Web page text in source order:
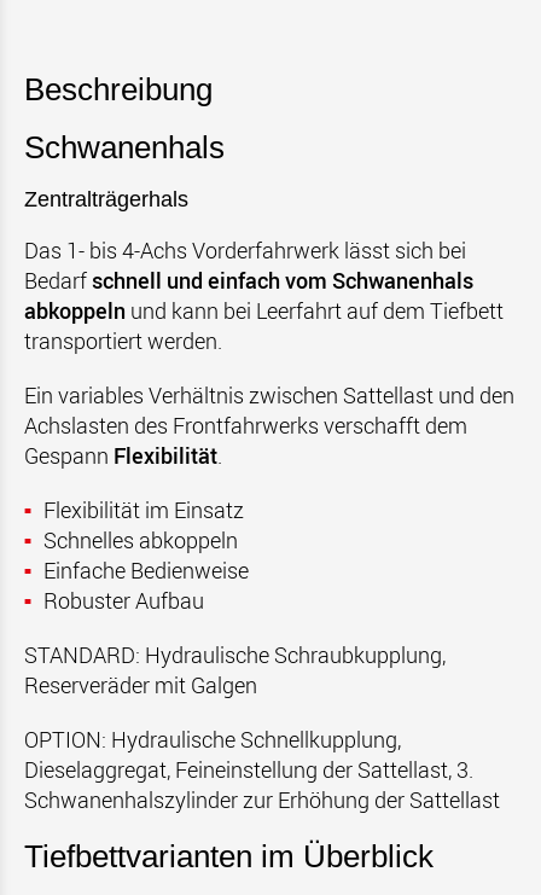
Beschreibung
Schwanenhals
Zentralträgerhals
Das 1- bis 4-Achs Vorderfahrwerk lässt sich bei
Bedarfschnell und einfach vom Schwanenhals
abkoppeln und kann bei Leerfahrt auf dem Tiefbett
transportiert werden.
Ein variables Verhältnis zwischen Sattellast und den
Achslasten des Frontfahrwerks verschafft dem
Gespann Flexibilität
Flexibilität im Einsatz
Schnelles abkoppeln
Einfache Bedienweise
Robuster Aufbau
STANDARD: Hydraulische Schraubkupplung,
Reserveräder mit Galgen
OPTION: Hydraulische Schnellkupplung,
Dieselaggregat, Feineinstellung der Sattellast, 3.
Schwanenhalszylinder zur Erhöhung der Sattellast
Tiefbettvarianten im Überblick